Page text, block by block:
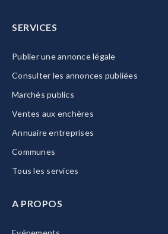
SERVICES
Publier une annonce légale
Consulter les annonces publiées
Marchés publics
Ventes aux enchères
Annuaire entreprises
Communes
Tous les services
A PROPOS